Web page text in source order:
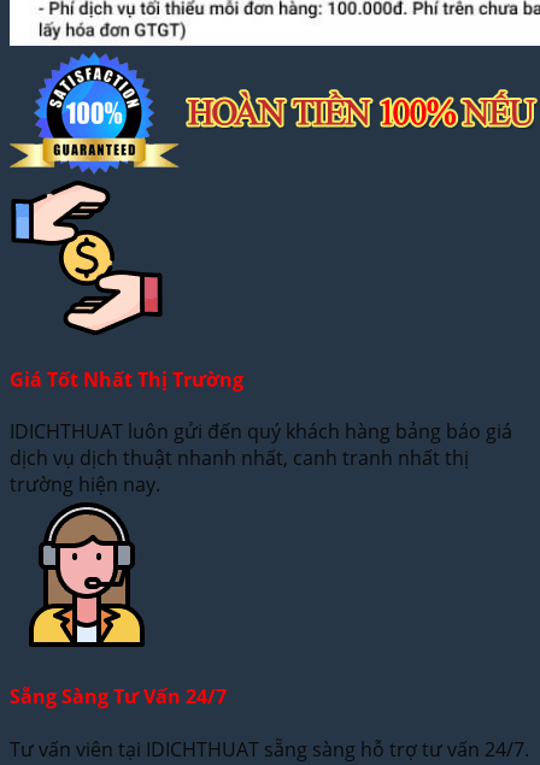
Giá Tốt Nhất Thị Trường
IDICHTHUAT luôn gửi đến quý khách hàng bảng báo giá
dịch vụ dịch thuật nhanh nhất, canh tranh nhất thị
trường hiện nay.
Sẵng Sàng Tư Vấn 24/7
Tư vấn viên tại IDICHTHUAT sẵng sàng hỗ trợ tư vấn 24/7.